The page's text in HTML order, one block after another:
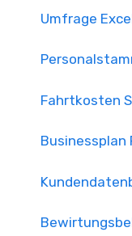
Umfrage
Fahrtkosten
Businessplan